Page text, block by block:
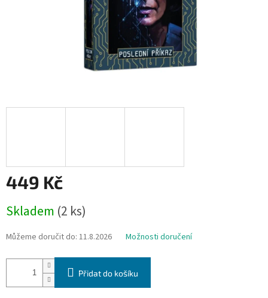
449 Kč
cena:
Skladem (2 ks)
Můžeme doručit do: 11.8.2026 Možnosti doručení
Přidat do košíku